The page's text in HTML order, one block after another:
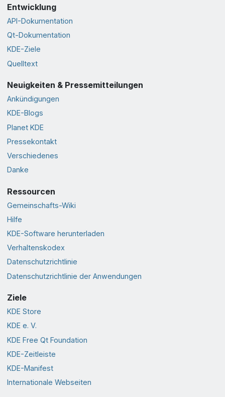
Entwicklung
API-Dokumentation
Qt-Dokumentation
KDE-Ziele
Quelltext
Neuigkeiten & Pressemitteilungen
Ankündigungen
KDE-Blogs
Planet KDE
Pressekontakt
Verschiedenes
Danke
Ressourcen
Gemeinschafts-Wiki
Hilfe
KDE-Software herunterladen
Verhaltenskodex
Datenschutzrichtlinie
Datenschutzrichtlinie der Anwendungen
Ziele
KDE Store
KDE e. V.
KDE Free Qt Foundation
KDE-Zeitleiste
KDE-Manifest
Internationale Webseiten